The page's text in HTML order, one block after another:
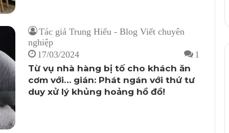
Tác giả Trung Hiếu - Blog Viết chuyên
nghiệp
17/03/2024
1
Từ vụ nhà hàng bị tố cho khách ăn
cơm với… gián: Phát ngán với thứ tư
duy xử lý khủng hoảng hồ đồ!